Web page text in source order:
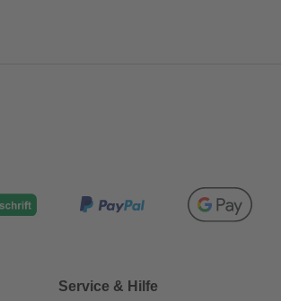
Service & Hilfe